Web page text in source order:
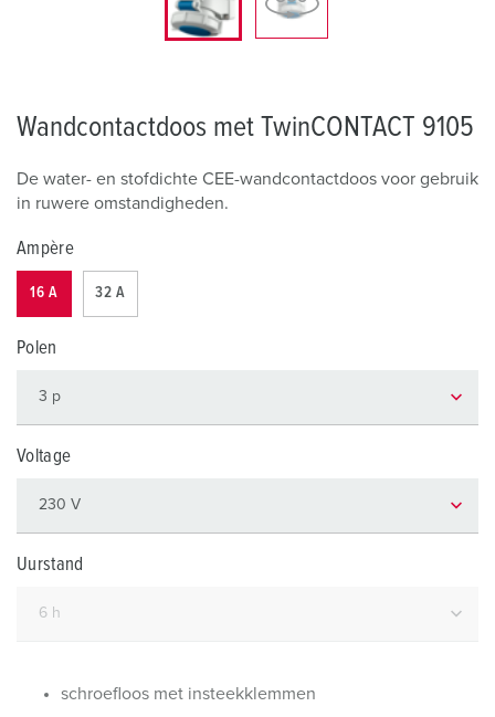
Wandcontactdoos met TwinCONTACT 9105
De water- en stofdichte CEE-wandcontactdoos voor gebruik
in ruwere omstandigheden.
Ampère
16 A 32 A
Polen
Voltage
Uurstand
schroefloos met insteekklemmen